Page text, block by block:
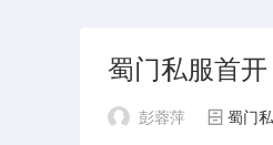
蜀门私服首
彭蓉萍 蜀门